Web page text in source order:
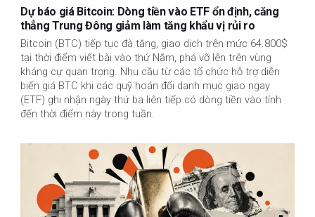
Dự báo giá Bitcoin: Dòng tiền vào ETF ổn định, căng
thẳng Trung Đông giảm làm tăng khẩu vị rủi ro
Bitcoin (BTC) tiếp tục đà tăng, giao dịch trên mức 64.800$
tại thời điểm viết bài vào thứ Năm, phá vỡ lên trên vùng
kháng cự quan trọng. Nhu cầu từ các tổ chức hỗ trợ diễn
biến giá BTC khi các quỹ hoán đổi danh mục giao ngay
(ETF) ghi nhận ngày thứ ba liên tiếp có dòng tiền vào tính
đến thời điểm này trong tuần.